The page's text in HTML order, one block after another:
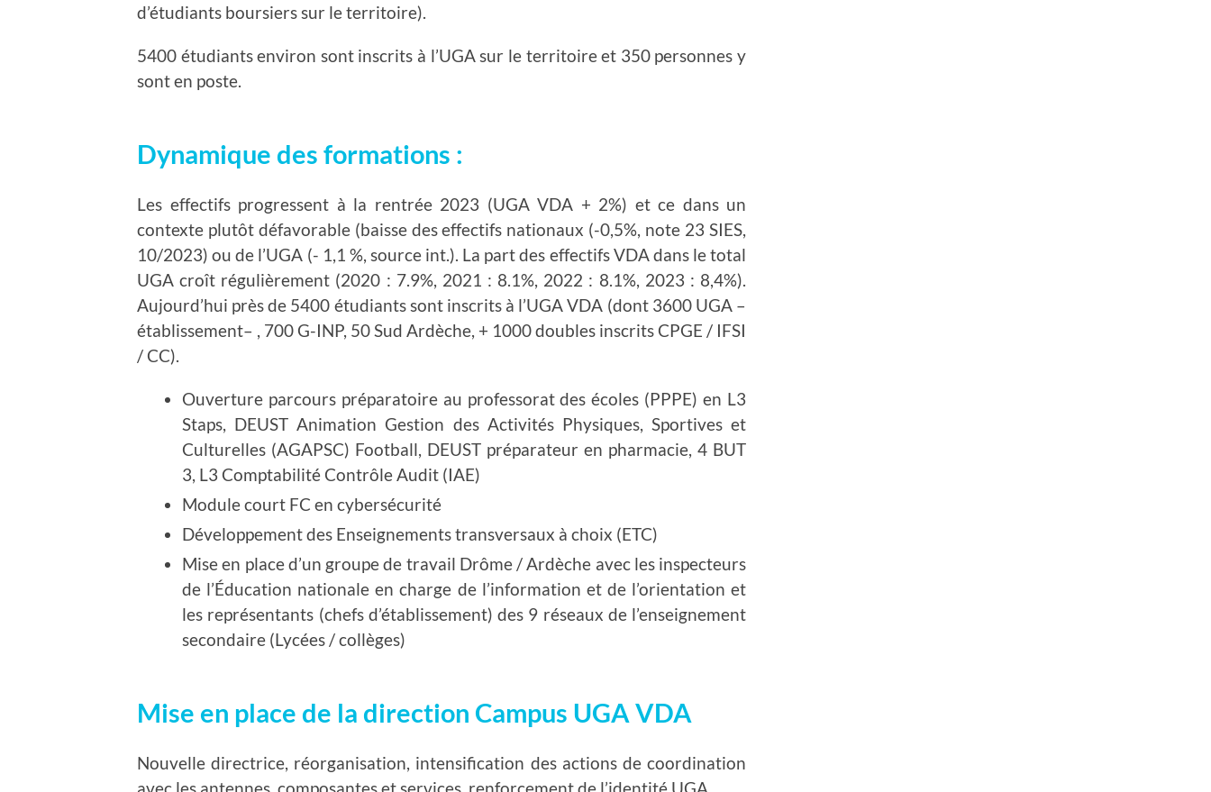
d’étudiants boursiers sur le territoire).
5400 étudiants environ sont inscrits à l’UGA sur le territoire et 350 personnes y
sont en poste.
Dynamique des formations :
Les effectifs progressent à la rentrée 2023 (UGA VDA + 2%) et ce dans un
contexte plutôt défavorable (baisse des effectifs nationaux (-0,5%, note 23 SIES,
10/2023) ou de l’UGA (- 1,1 %, source int.). La part des effectifs VDA dans le total
UGA croît régulièrement (2020 : 7.9%, 2021 : 8.1%, 2022 : 8.1%, 2023 : 8,4%).
Aujourd’hui près de 5400 étudiants sont inscrits à l’UGA VDA (dont 3600 UGA –
établissement– , 700 G-INP, 50 Sud Ardèche, + 1000 doubles inscrits CPGE / IFSI
/ CC).
Ouverture parcours préparatoire au professorat des écoles (PPPE) en L3
Staps, DEUST Animation Gestion des Activités Physiques, Sportives et
Culturelles (AGAPSC) Football, DEUST préparateur en pharmacie, 4 BUT
3, L3 Comptabilité Contrôle Audit (IAE)
Module court FC en cybersécurité
Développement des Enseignements transversaux à choix (ETC)
Mise en place d’un groupe de travail Drôme / Ardèche avec les inspecteurs
de l’Éducation nationale en charge de l’information et de l’orientation et
les représentants (chefs d’établissement) des 9 réseaux de l’enseignement
secondaire (Lycées / collèges)
Mise en place de la direction Campus UGA VDA
Nouvelle directrice, réorganisation, intensification des actions de coordination
avec les antennes, composantes et services, renforcement de l’identité UGA.